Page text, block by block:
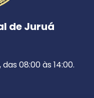
de Juruá
08:00 às 14:00.